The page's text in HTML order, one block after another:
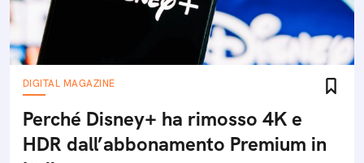
DIGITAL MAGAZINE
Perché Disney+ ha rimosso 4K e
HDR dall’abbonamento Premium in